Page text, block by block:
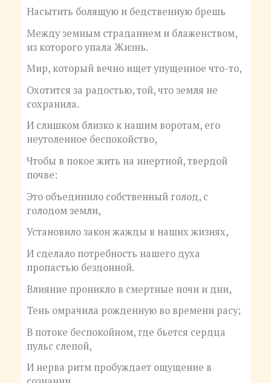
Насытить болящую и бедственную брешь
Между земным страданием и блаженством,
из которого упала Жизнь.
Мир, который вечно ищет упущенное что-то,
Охотится за радостью, той, что земля не
сохранила.
И слишком близко к нашим воротам, его
неутоленное беспокойство,
Чтобы в покое жить на инертной, твердой
почве:
Это объединило собственный голод, с
голодом земли,
Установило закон жажды в наших жизнях,
И сделало потребность нашего духа
пропастью бездонной.
Влияние проникло в смертные ночи и дни,
Тень омрачила рожденную во времени расу;
В потоке беспокойном, где бьется сердца
пульс слепой,
И нерва ритм пробуждает ощущение в